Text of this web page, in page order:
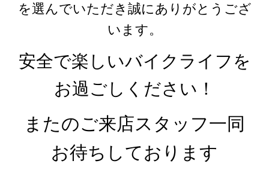
を選んでいただき誠にありがとうござ
います。
安全で楽しいバイクライフを
お過ごしください！
またのご来店スタッフ一同
お待ちしております